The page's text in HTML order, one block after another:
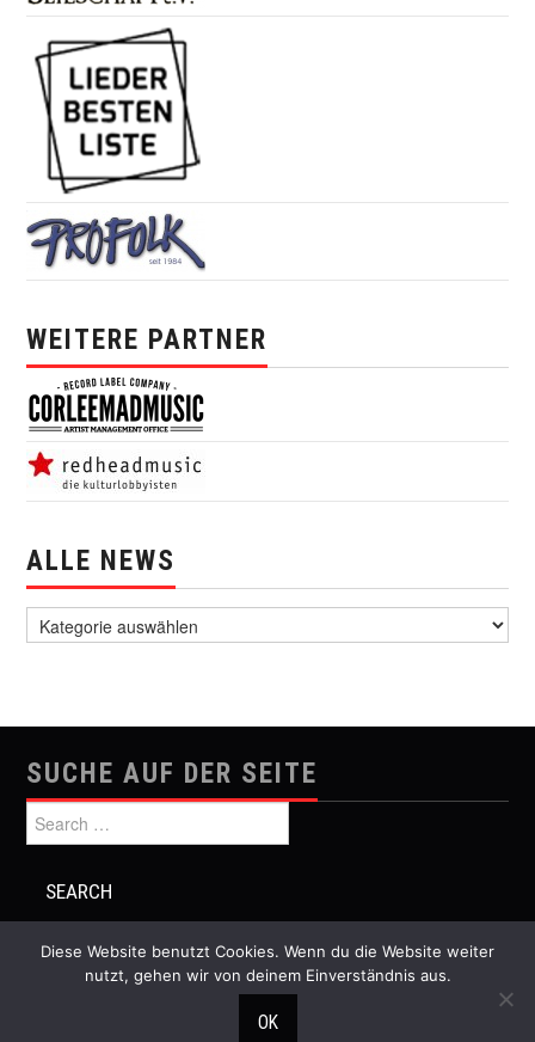
WEITERE PARTNER
ALLE NEWS
SUCHE AUF DER SEITE
Search for:
© 2026 Festival Musik und Politik. All rights reserved.
Diese Website benutzt Cookies. Wenn du die Website weiter
nutzt, gehen wir von deinem Einverständnis aus.
OK